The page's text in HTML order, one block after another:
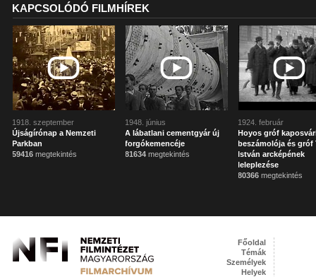
KAPCSOLÓDÓ FILMHÍREK
1918. szeptember
Újságírónap a Nemzeti
Parkban
59416 megtekintés
1948. június
A lábatlani cementgyár új
forgókemencéje
81634 megtekintés
1924. február
Hoyos gróf
beszámolója és gróf
István arcképének
leleplezése
80366 megtekintés
Főoldal
Témák
Személyek
Helyek